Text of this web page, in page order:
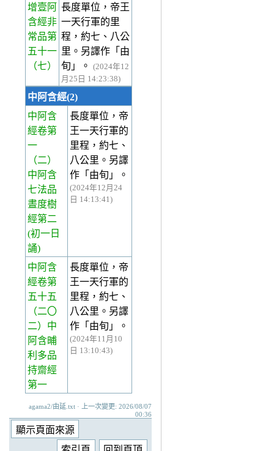
增壹阿
含經非
常品第
五十一
（七）
長度單位，帝王
一天行軍的里
程，約七、八公
里。另譯作「由
旬」。
(2024年12
月25日 14:23:38)
中阿含經(2)
中阿含
經卷第
一
（二）
中阿含
七法品
晝度樹
經第二
(初一日
誦)
長度單位，帝
王一天行軍的
里程，約七、
八公里。另譯
作「由旬」。
(2024年12月24
日 14:13:41)
中阿含
經卷第
五十五
（二〇
二）中
阿含晡
利多品
持齋經
第一
長度單位，帝
王一天行軍的
里程，約七、
八公里。另譯
作「由旬」。
(2024年11月10
日 13:10:43)
agama2/由延.txt · 上一次變更: 2026/08/07
00:36